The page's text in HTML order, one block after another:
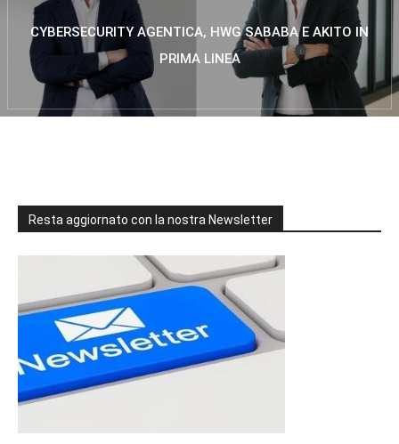
CYBERSECURITY AGENTICA, HWG SABABA E AKITO IN
PRIMA LINEA
Resta aggiornato con la nostra Newsletter